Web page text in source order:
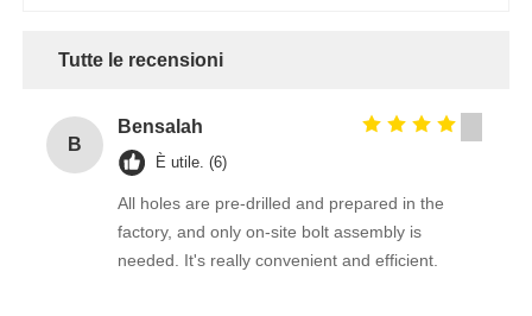
Tutte le recensioni
B
Bensalah
È utile. (6)
All holes are pre-drilled and prepared in the
factory, and only on-site bolt assembly is
needed. It's really convenient and efficient.